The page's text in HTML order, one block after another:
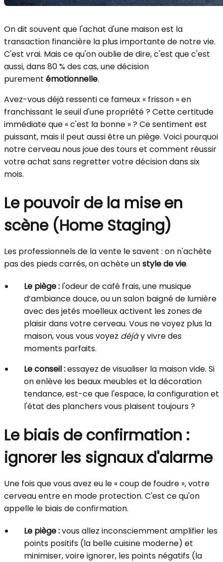
On dit souvent que l'achat d'une maison est la
transaction financière la plus importante de notre vie.
C'est vrai. Mais ce qu'on oublie de dire, c'est que c'est
aussi, dans 80 % des cas, une décision
purement émotionnelle.
Avez-vous déjà ressenti ce fameux « frisson » en
franchissant le seuil d'une propriété ? Cette certitude
immédiate que « c'est la bonne » ? Ce sentiment est
puissant, mais il peut aussi être un piège. Voici pourquoi
notre cerveau nous joue des tours et comment réussir
votre achat sans regretter votre décision dans six
mois.
Le pouvoir de la mise en
scène (Home Staging)
Les professionnels de la vente le savent : on n'achète
pas des pieds carrés, on achète unstyle de vie.
Le piège : l'odeur de café frais, une musique
d’ambiance douce, ou un salon baigné de lumière
avec des jetés moelleux activent les zones de
plaisir dans votre cerveau. Vous ne voyez plus la
maison, vous vous voyez déjày vivre des
moments parfaits.
Le conseil :essayez de visualiser la maison vide. Si
on enlève les beaux meubles et la décoration
tendance, est-ce que l'espace, la configuration et
l'état des planchers vous plaisent toujours ?
Le biais de confirmation :
ignorer les signaux d'alarme
Une fois que vous avez eu le « coup de foudre », votre
cerveau entre en mode protection. C'est ce qu'on
appelle le biais de confirmation.
Le piège :vous allez inconsciemment amplifier les
points positifs (la belle cuisine moderne) et
minimiser, voire ignorer, les points négatifs (la